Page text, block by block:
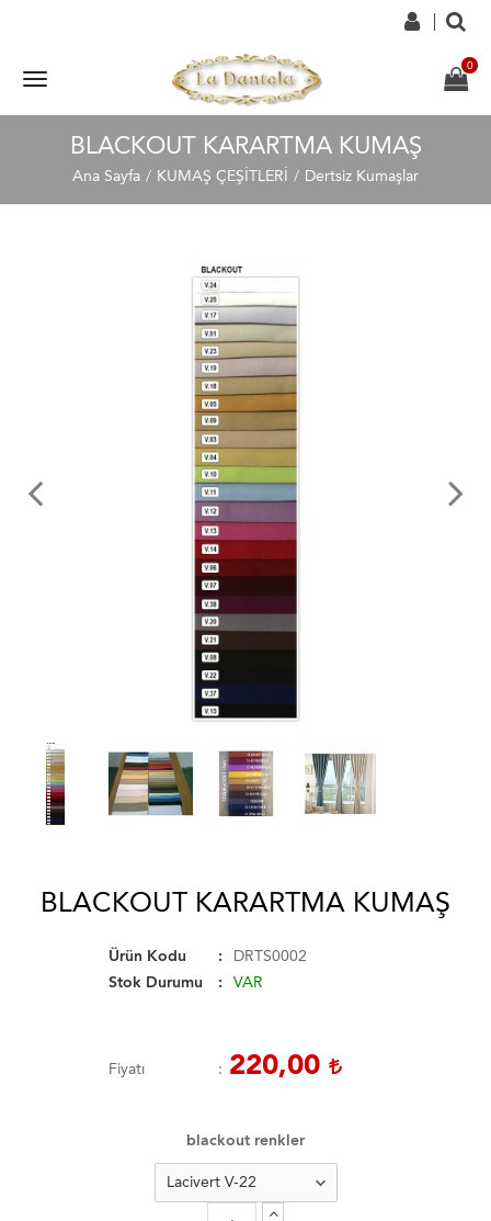
BLACKOUT KARARTMA KUMAŞ
Ana Sayfa KUMAŞ ÇEŞİTLERİ Dertsiz Kumaşlar
BLACKOUT KARARTMA KUMAŞ
Ürün Kodu
DRTS0002
Stok Durumu
VAR
Fiyatı 220,00
blackout renkler